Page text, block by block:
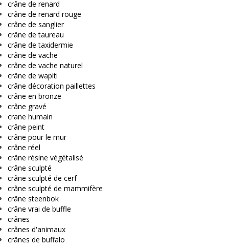
crâne de renard
crâne de renard rouge
crâne de sanglier
crâne de taureau
crâne de taxidermie
crâne de vache
crâne de vache naturel
crâne de wapiti
crâne décoration paillettes
crâne en bronze
crâne gravé
crane humain
crâne peint
crâne pour le mur
crâne réel
crâne résine végétalisé
crâne sculpté
crâne sculpté de cerf
crâne sculpté de mammifère
crâne steenbok
crâne vrai de buffle
crânes
crânes d'animaux
crânes de buffalo